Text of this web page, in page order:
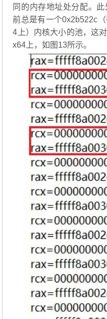
同的内存地址处分配。
前总是有一个0x2b522c
4上）内核大小的池，这
x64上，如图13所示。